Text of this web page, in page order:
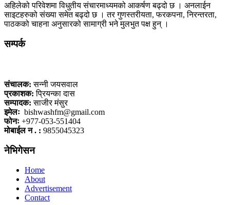
अहिलेको परिवेशमा विधुतीय संचारमाध्यमको आकर्षण बढ्दो छ । अनलाईन
साइटहरुको संख्या समेत बढ्दो छ । तर गुणस्तरीयता, फरकपना, निरन्तरता,
पाठकको चाहना अनुसारको सामाग्री भने मुलभुत पक्ष हुन् ।
सम्पर्क
संचालक: सन्नी जयसवाल
प्रकाशक: प्रियन्का दास
सम्पादक: साजीर मंसुर
इमेलः bishwashfm@gmail.com
फोनः +977-053-551404
मोबाईल न . : 9855045323
नेभिगेसन
Home
About
Advertisement
Contact